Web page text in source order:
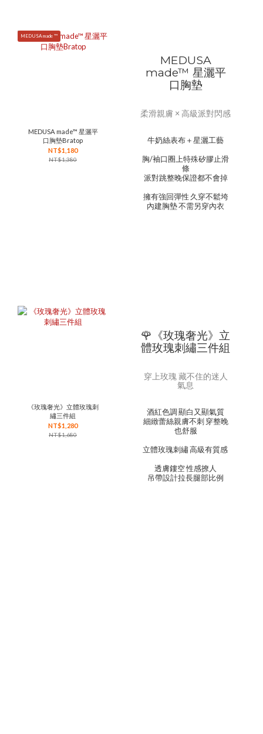
MEDUSA made ™
MEDUSA made™ 星灑平
口胸墊Bratop
NT$1,180
NT$1,380
MEDUSA
made™ 星灑平
口胸墊
柔滑親膚 × 高級派對閃感
牛奶絲表布＋星灑工藝
胸/袖口圈上特殊矽膠止滑
條
派對跳整晚保證都不會掉
擁有強回彈性 久穿不鬆垮
內建胸墊 不需另穿內衣
《玫瑰奢光》立體玫瑰刺
繡三件組
NT$1,280
NT$1,680
🌹《玫瑰奢光》立
體玫瑰刺繡三件組
穿上玫瑰 藏不住的迷人
氣息
酒紅色調 顯白又顯氣質
細緻蕾絲親膚不刺 穿整晚
也舒服
立體玫瑰刺繡 高級有質感
透膚鏤空 性感撩人
吊帶設計拉長腿部比例